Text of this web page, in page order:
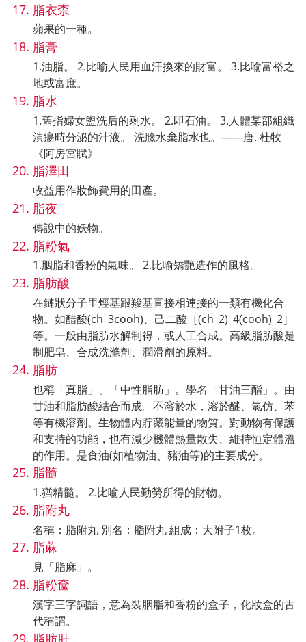
脂衣柰
蘋果的一種。
脂膏
1.油脂。 2.比喻人民用血汗換來的財富。 3.比喻富裕之
地或富庶。
脂水
1.舊指婦女盥洗后的剩水。 2.即石油。 3.人體某部組織
潰瘍時分泌的汁液。 洗臉水棄脂水也。——唐. 杜牧
《阿房宮賦》
脂澤田
收益用作妝飾費用的田產。
脂夜
傳說中的妖物。
脂粉氣
1.胭脂和香粉的氣味。 2.比喻矯艷造作的風格。
脂肪酸
在鏈狀分子里烴基跟羧基直接相連接的一類有機化合
物。如醋酸(ch_3cooh)、己二酸［(ch_2)_4(cooh)_2］
等。一般由脂肪水解制得，或人工合成。高級脂肪酸是
制肥皂、合成洗滌劑、潤滑劑的原料。
脂肪
也稱「真脂」、「中性脂肪」。學名「甘油三酯」。由
甘油和脂肪酸結合而成。不溶於水，溶於醚、氯仿、苯
等有機溶劑。生物體內貯藏能量的物質。對動物有保護
和支持的功能，也有減少機體熱量散失、維持恒定體溫
的作用。是食油(如植物油、豬油等)的主要成分。
脂髓
1.猶精髓。 2.比喻人民勤勞所得的財物。
脂附丸
名稱：脂附丸 別名：脂附丸 組成：大附子1枚。
脂蔴
見「脂麻」。
脂粉奩
漢字三字詞語，意為裝胭脂和香粉的盒子，化妝盒的古
代稱謂。
脂肪肝